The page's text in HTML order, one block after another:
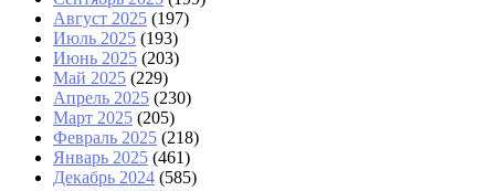
Август 2025 (197)
Июль 2025 (193)
Июнь 2025 (203)
Май 2025 (229)
Апрель 2025 (230)
Март 2025 (205)
Февраль 2025 (218)
Январь 2025 (461)
Декабрь 2024 (585)